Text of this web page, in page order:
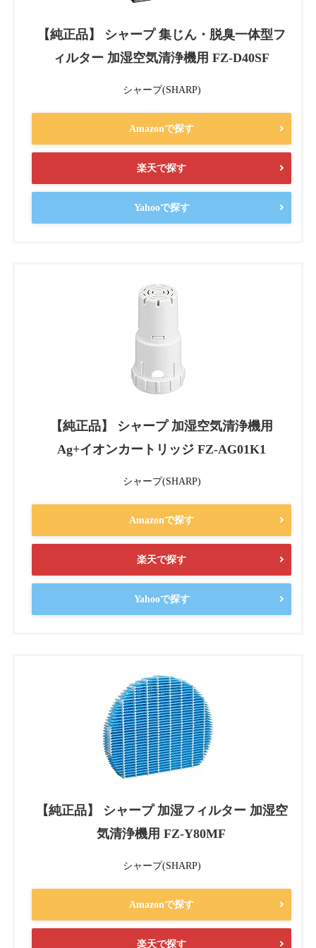
【純正品】 シャープ 集じん・脱臭一体型フ
ィルター 加湿空気清浄機用 FZ-D40SF
シャープ(SHARP)
Amazonで探す
楽天で探す
Yahooで探す
【純正品】 シャープ 加湿空気清浄機用
Ag+イオンカートリッジ FZ-AG01K1
シャープ(SHARP)
Amazonで探す
楽天で探す
Yahooで探す
【純正品】 シャープ 加湿フィルター 加湿空
気清浄機用 FZ-Y80MF
シャープ(SHARP)
Amazonで探す
楽天で探す